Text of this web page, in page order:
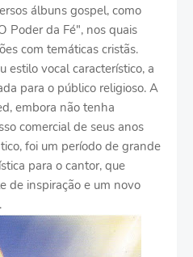
álbuns gospel, como
Poder da Fé", nos quais
com temáticas cristãs.
estilo vocal característico, a
para o público religioso. A
embora não tenha
comercial de seus anos
foi um período de grande
para o cantor, que
de inspiração e um novo